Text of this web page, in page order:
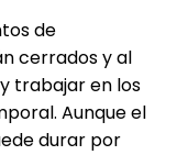
de
cerrados y al
trabajar en los
Aunque el
durar por